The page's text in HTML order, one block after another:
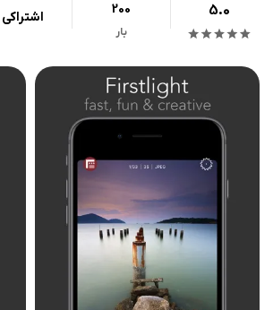
5.0
200
بار
اشتراکی